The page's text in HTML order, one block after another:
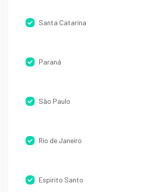
Santa Catarina
Paraná
São Paulo
Rio de Janeiro
Espirito Santo